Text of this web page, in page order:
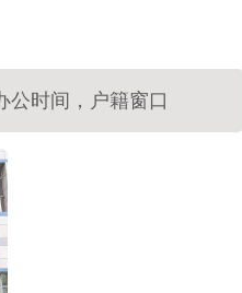
公时间，户籍窗口